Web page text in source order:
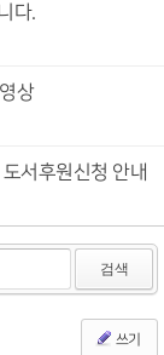
다.
상
서후원신청 안내
검색
쓰기